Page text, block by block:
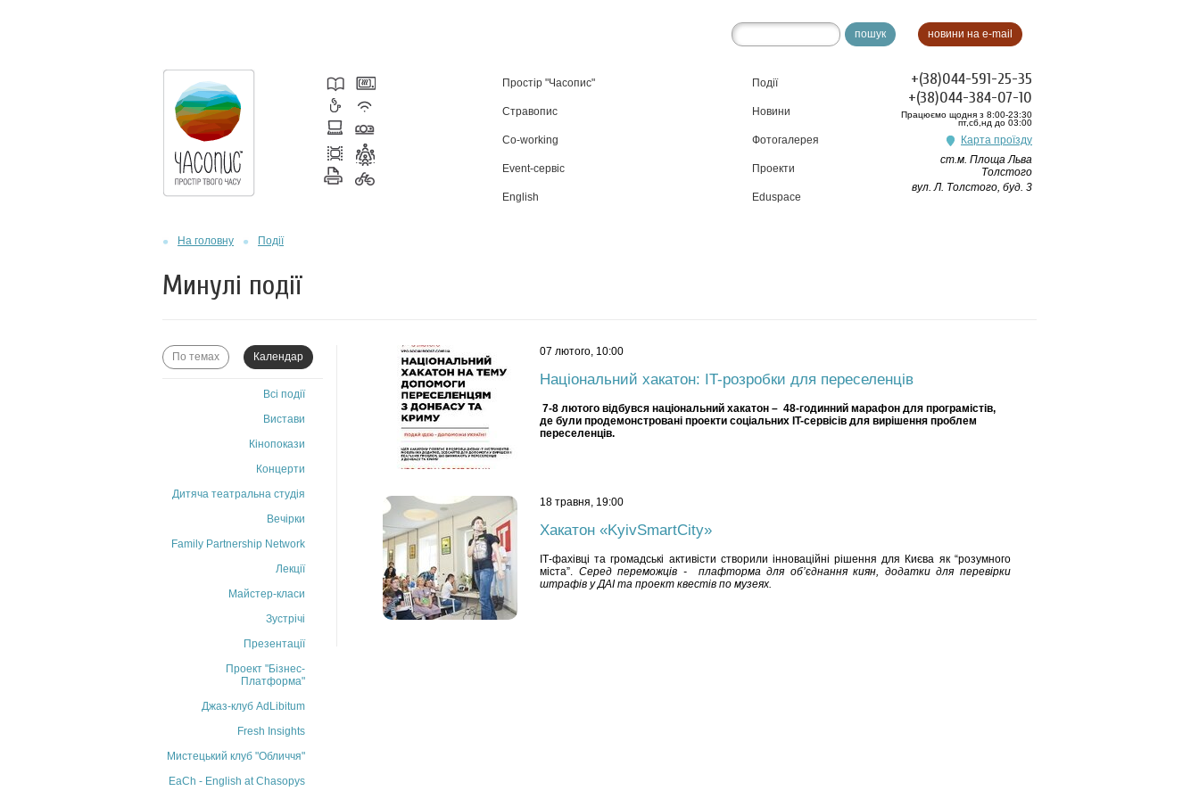
новини на e-mail
пошук
Простір "Часопис" Події
Стравопис Новини
Co-working Фотогалерея
Event-сервіс Проекти
English Eduspace
+(38)044-591-25-35
+(38)044-384-07-10
Працюємо щодня з 8:00-23:30
пт,сб,нд до 03:00
Карта проїзду
ст.м. Площа Льва
Толстого
вул. Л. Толстого, буд. 3
На головну Події
Минулі події
По темах Календар
Всі події
Вистави
Кінопокази
Концерти
Дитяча театральна студія
Вечірки
Family Partnership Network
Лекції
Майстер-класи
Зустрічі
Презентації
Проект "Бізнес-
Платформа"
Джаз-клуб AdLibitum
Fresh Insights
Мистецький клуб "Обличчя"
EaCh - English at Chasopys
07 лютого, 10:00
Національний хакатон: IT-розробки для переселенців
7-8 лютого відбувся національний хакатон – 48-годинний марафон для програмістів,
де були продемонстровані проекти соціальних IT-сервісів для вирішення проблем
переселенців.
18 травня, 19:00
Хакатон «KyivSmartCity»
ІТ-фахівці та громадські активісти створили інноваційні рішення для Києва як “розумного
міста”. Серед переможців - плафторма для об’єднання киян, додатки для перевірки
штрафів у ДАІ та проект квестів по музеях.